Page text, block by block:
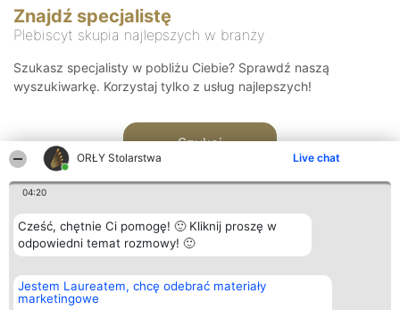
ORŁY Stolarstwa Live chat
04:20
Cześć, chętnie Ci pomogę! 🙂 Kliknij proszę w
odpowiedni temat rozmowy! 🙂
Jestem Laureatem, chcę odebrać materiały
marketingowe
Znajdź specjalistę
Plebiscyt skupia najlepszych w branży
Szukasz specjalisty w pobliżu Ciebie? Sprawdź naszą
wyszukiwarkę. Korzystaj tylko z usług najlepszych!
Szukaj
Organizator plebiscytu
Bright Side Solutions sp. z o.
o. sp. k.
Plebiscyt
Laureaci
Kontakt
Kontakt